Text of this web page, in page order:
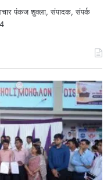
पंकज शुक्ला, संपादक, संपर्क